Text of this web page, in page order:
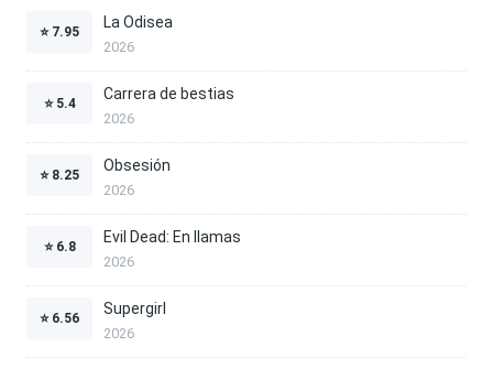
⭐ 7.95
La Odisea
2026
⭐ 5.4
Carrera de bestias
2026
⭐ 8.25
Obsesión
2026
⭐ 6.8
Evil Dead: En llamas
2026
⭐ 6.56
Supergirl
2026